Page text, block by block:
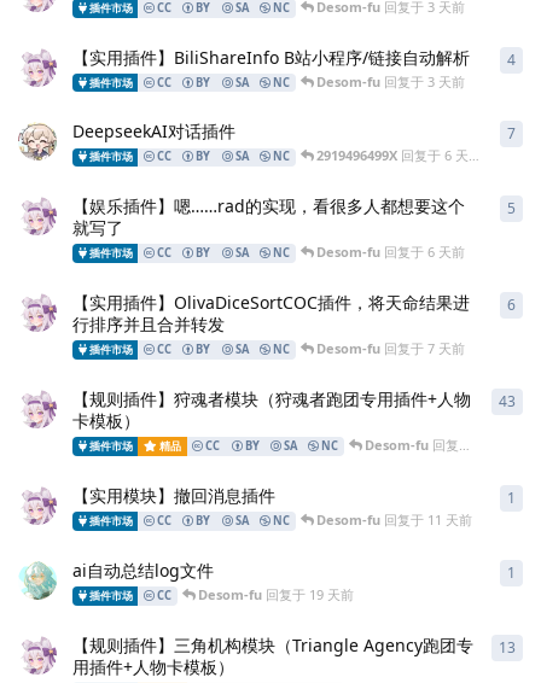
插件市场 CC BY SA NC Desom-fu回复于 3 天前
【实用插件】BiliShareInfo B站小程序/链接自动解析
插件市场 CC BY SA NC Desom-fu回复于 3 天前
4
DeepseekAI对话插件
插件市场 CC BY SA NC 2919496499X回复于 6 天前
7
【娱乐插件】嗯……rad的实现，看很多人都想要这个
就写了
插件市场 CC BY SA NC Desom-fu回复于 6 天前
5
【实用插件】OlivaDiceSortCOC插件，将天命结果进
行排序并且合并转发
插件市场 CC BY SA NC Desom-fu回复于 7 天前
6
【规则插件】狩魂者模块（狩魂者跑团专用插件+人物
卡模板）
插件市场 精品 CC BY SA NC Desom-fu 回复于
43
【实用模块】撤回消息插件
插件市场 CC BY SA NC Desom-fu回复于 11 天前
1
ai自动总结log文件
插件市场 CC Desom-fu回复于 19 天前
1
【规则插件】三角机构模块（Triangle Agency跑团专
用插件+人物卡模板）
13